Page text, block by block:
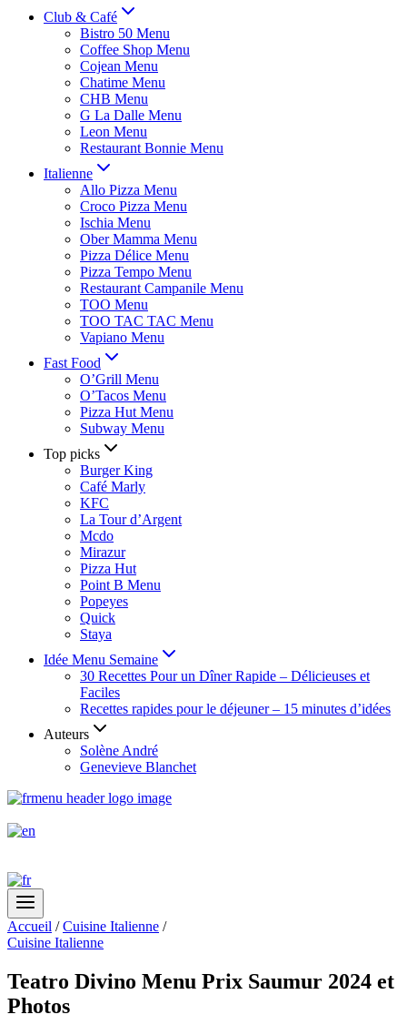
Club & Café
Bistro 50 Menu
Coffee Shop Menu
Cojean Menu
Chatime Menu
CHB Menu
G La Dalle Menu
Leon Menu
Restaurant Bonnie Menu
Italienne
Allo Pizza Menu
Croco Pizza Menu
Ischia Menu
Ober Mamma Menu
Pizza Délice Menu
Pizza Tempo Menu
Restaurant Campanile Menu
TOO Menu
TOO TAC TAC Menu
Vapiano Menu
Fast Food
O’Grill Menu
O’Tacos Menu
Pizza Hut Menu
Subway Menu
Top picks
Burger King
Café Marly
KFC
La Tour d’Argent
Mcdo
Mirazur
Pizza Hut
Point B Menu
Popeyes
Quick
Staya
Idée Menu Semaine
30 Recettes Pour un Dîner Rapide – Délicieuses et
Faciles
Recettes rapides pour le déjeuner – 15 minutes d’idées
Auteurs
Solène André
Genevieve Blanchet
Accueil / Cuisine Italienne /
Cuisine Italienne
Teatro Divino Menu Prix Saumur 2024 et
Photos